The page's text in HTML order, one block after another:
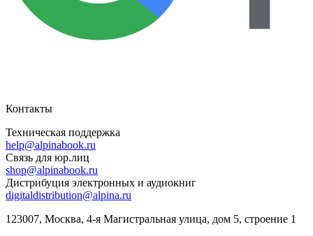
Контакты
Техническая поддержка
help@alpinabook.ru
Связь для юр.лиц
shop@alpinabook.ru
Дистрибуция электронных и аудиокниг
digitaldistribution@alpina.ru
123007, Москва, 4-я Магистральная улица, дом 5, строение 1